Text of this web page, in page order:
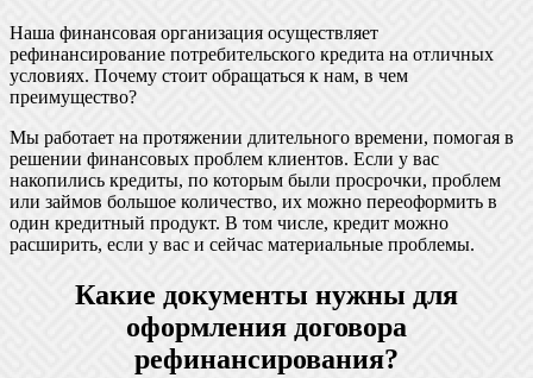
Наша финансовая организация осуществляет
рефинансирование потребительского кредита на отличных
условиях. Почему стоит обращаться к нам, в чем
преимущество?
Мы работает на протяжении длительного времени, помогая в
решении финансовых проблем клиентов. Если у вас
накопились кредиты, по которым были просрочки, проблем
или займов большое количество, их можно переоформить в
один кредитный продукт. В том числе, кредит можно
расширить, если у вас и сейчас материальные проблемы.
Какие документы нужны для
оформления договора
рефинансирования?